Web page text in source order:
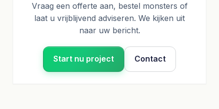
Vraag een offerte aan, bestel monsters of
laat u vrijblijvend adviseren. We kijken uit
naar uw bericht.
Start nu project Contact